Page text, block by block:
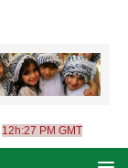
12h:27 PM GMT